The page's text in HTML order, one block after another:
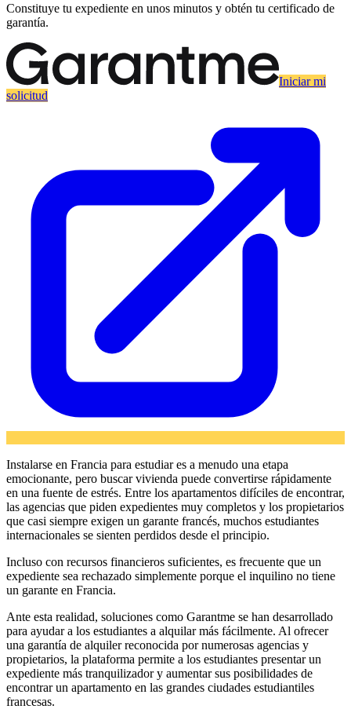
Constituye tu expediente en unos minutos y obtén tu certificado de
garantía.
Iniciar mi
solicitud
Instalarse en Francia para estudiar es a menudo una etapa
emocionante, pero buscar vivienda puede convertirse rápidamente
en una fuente de estrés. Entre los apartamentos difíciles de encontrar,
las agencias que piden expedientes muy completos y los propietarios
que casi siempre exigen un garante francés, muchos estudiantes
internacionales se sienten perdidos desde el principio.
Incluso con recursos financieros suficientes, es frecuente que un
expediente sea rechazado simplemente porque el inquilino no tiene
un garante en Francia.
Ante esta realidad, soluciones como Garantme se han desarrollado
para ayudar a los estudiantes a alquilar más fácilmente. Al ofrecer
una garantía de alquiler reconocida por numerosas agencias y
propietarios, la plataforma permite a los estudiantes presentar un
expediente más tranquilizador y aumentar sus posibilidades de
encontrar un apartamento en las grandes ciudades estudiantiles
francesas.